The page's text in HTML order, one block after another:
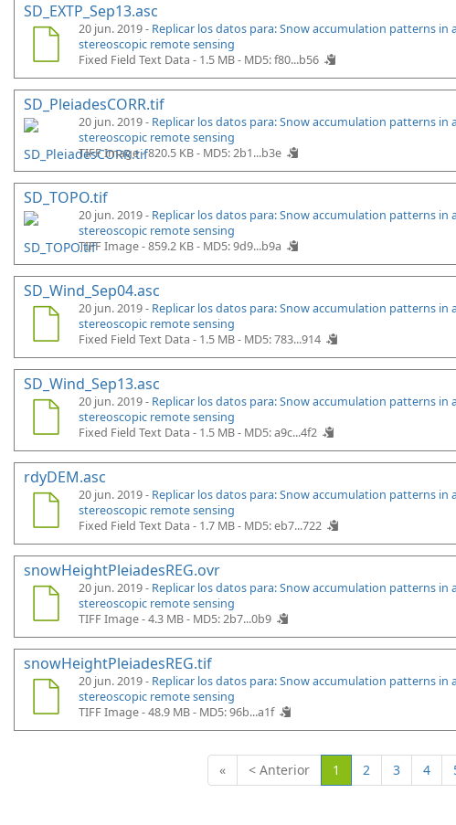
SD_EXTP_Sep13.asc
20 jun. 2019 - Replicar los datos para: Snow accumulation patterns
stereoscopic remote sensing
Fixed Field Text Data - 1.5 MB - MD5: f80...b56
SD_PleiadesCORR.tif
20 jun. 2019 - Replicar los datos para: Snow accumulation patterns
stereoscopic remote sensing
TIFF Image - 820.5 KB - MD5: 2b1...b3e
SD_TOPO.tif
20 jun. 2019 - Replicar los datos para: Snow accumulation patterns
stereoscopic remote sensing
TIFF Image - 859.2 KB - MD5: 9d9...b9a
SD_Wind_Sep04.asc
20 jun. 2019 - Replicar los datos para: Snow accumulation patterns
stereoscopic remote sensing
Fixed Field Text Data - 1.5 MB - MD5: 783...914
SD_Wind_Sep13.asc
20 jun. 2019 - Replicar los datos para: Snow accumulation patterns
stereoscopic remote sensing
Fixed Field Text Data - 1.5 MB - MD5: a9c...4f2
rdyDEM.asc
20 jun. 2019 - Replicar los datos para: Snow accumulation patterns
stereoscopic remote sensing
Fixed Field Text Data - 1.7 MB - MD5: eb7...722
snowHeightPleiadesREG.ovr
20 jun. 2019 - Replicar los datos para: Snow accumulation patterns
stereoscopic remote sensing
TIFF Image - 4.3 MB - MD5: 2b7...0b9
snowHeightPleiadesREG.tif
20 jun. 2019 - Replicar los datos para: Snow accumulation patterns
stereoscopic remote sensing
TIFF Image - 48.9 MB - MD5: 96b...a1f
« < Anterior 1 (Actual)
2 3 4